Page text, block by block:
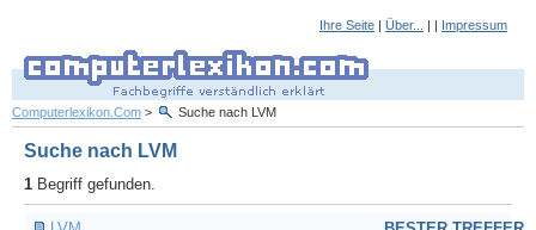
Ihre Seite | Über... | | Impressum
Computerlexikon.Com > Suche nach LVM
Suche nach LVM
1 Begriff gefunden.